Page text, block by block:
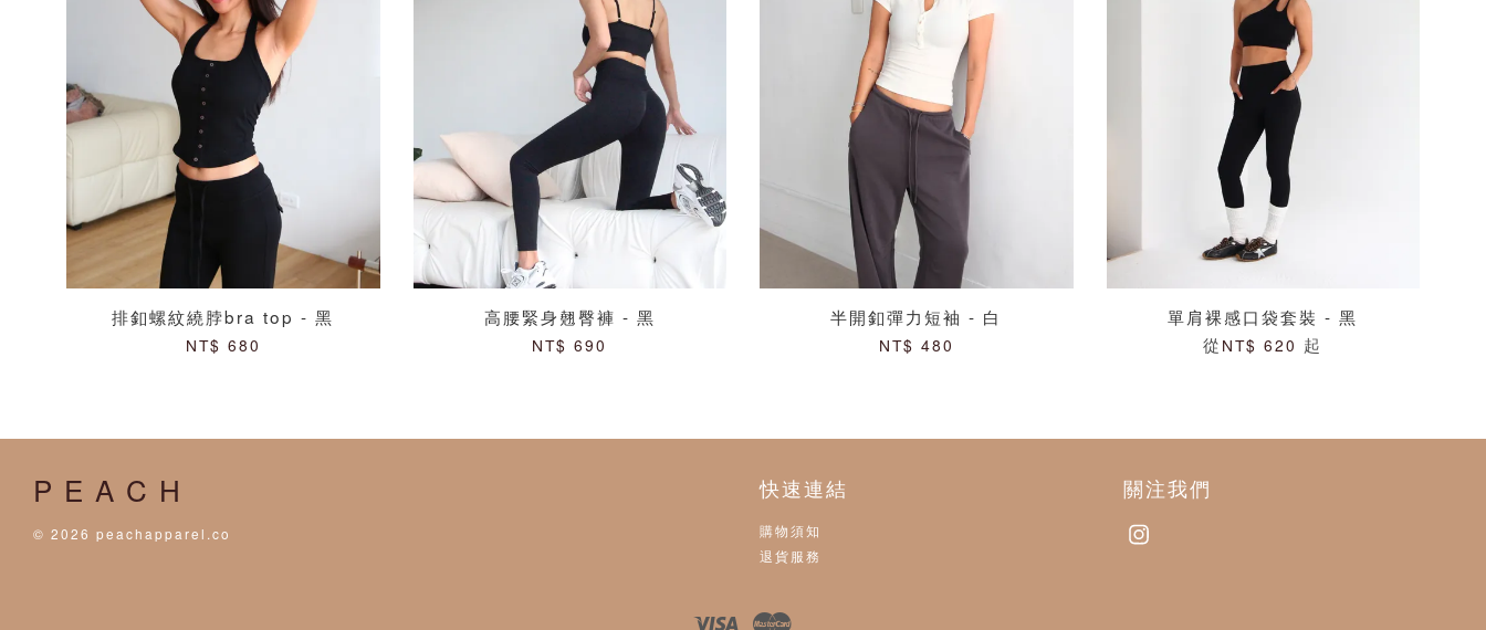
排釦螺紋繞脖bra top - 黑
NT$ 680
高腰緊身翹臀褲 - 黑
NT$ 690
半開釦彈力短袖 - 白
NT$ 480
單肩裸感口袋套裝 - 黑
從 NT$ 620 起
P E A C H
© 2026 peachapparel.co
快速連結
購物須知
退貨服務
關注我們
Visa